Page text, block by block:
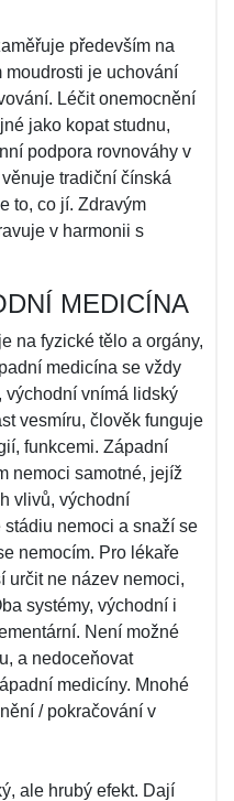
především na
moudrosti je uchování
Léčit onemocnění
jako kopat studnu,
podpora rovnováhy v
tradiční čínská
to, co jí. Zdravým
v harmonii s
MEDICÍNA
na fyzické tělo a orgány,
medicína se vždy
východní vnímá lidský
vesmíru, člověk funguje
funkcemi. Západní
nemoci samotné, jejíž
vlivů, východní
nemoci a snaží se
nemocím. Pro lékaře
určit ne název nemoci,
systémy, východní i
Není možné
a nedoceňovat
medicíny. Mnohé
/ pokračování v
ale hrubý efekt. Dají